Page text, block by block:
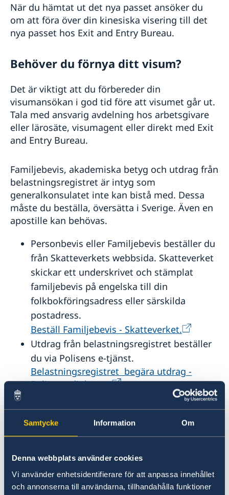
Samtycke Information Om
Denna webbplats använder cookies
Vi använder enhetsidentifierare för att anpassa innehållet
och annonserna till användarna, tillhandahålla funktioner
När du hämtat ut det nya passet ansöker du
om att föra över din kinesiska visering till det
nya passet hos Exit and Entry Bureau.
Behöver du förnya ditt visum?
Det är viktigt att du förbereder din
visumansökan i god tid före att visumet går ut.
Tala med ansvarig avdelning hos arbetsgivare
eller lärosäte, visumagent eller direkt med Exit
and Entry Bureau.
Familjebevis, akademiska betyg och utdrag från
belastningsregistret är intyg som
generalkonsulatet inte kan bistå med. Dessa
måste du beställa, översätta i Sverige. Även en
apostille kan behövas.
Personbevis eller Familjebevis beställer du
från Skatteverkets webbsida. Skatteverket
skickar ett underskrivet och stämplat
familjebevis på engelska till din
folkbokföringsadress eller särskilda
postadress.
Beställ Familjebevis - Skatteverket.
Utdrag från belastningsregistret beställer
du via Polisens e-tjänst.
Belastningsregistret begära utdrag -
Polismyndigheten.
Polisen utfärdar utdraget på engelska,
utdraget är både stämplat och
underskrivet.
Akademiska intyg beställer du från ditt
lärosäte.
Översättning